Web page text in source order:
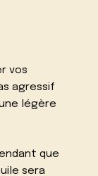
vos
agressif
légère
que
sera